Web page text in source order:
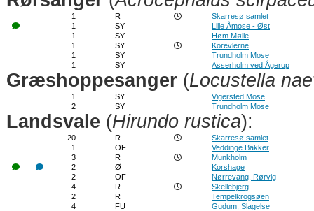
1 R
Skarresø samlet
1
SY
Lille Åmose - Øst
1
SY
Høm Mølle
1
SY
Korevlerne
1
SY
Trundholm Mose
1
SY Asserholm ved Ågerup
Græshoppesanger (Locustella
1 SY
Vigersted Mose
2
SY Trundholm Mose
Landsvale (Hirundo rustica):
20 R
Skarresø samlet
1
OF
Veddinge Bakker
3
R
Munkholm
2
Ø
Korshage
2
OF
Nørrevang, Rørvig
4
R
Skellebjerg
2
R
Tempelkrogsøen
4
FU
Gudum, Slagelse